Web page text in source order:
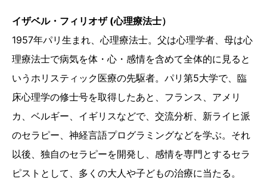
イザベル・フィリオザ (心理療法士）
1957年パリ生まれ、心理療法士。父は心理学者、母は心
理療法士で病気を体・心・感情を含めて全体的に見ると
いうホリスティック医療の先駆者。パリ第5大学で、臨
床心理学の修士号を取得したあと、フランス、アメリ
カ、ベルギー、イギリスなどで、交流分析、新ライヒ派
のセラピー、神経言語プログラミングなどを学ぶ。それ
以後、独自のセラピーを開発し、感情を専門とするセラ
ピストとして、多くの大人や子どもの治療に当たる。